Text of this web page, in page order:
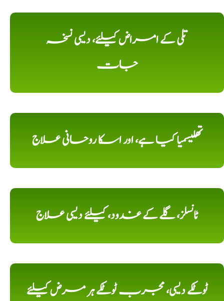
تلی کے امراض کیلئے، دیسی نسخہ
جات
تھلیسمیا کیا ہے، اور اسکا روحانی علاج
ٹانسلز، گلے کے غدود، کیلئے دیسی علاج
ٹوٹکے دیسی، مجرب ٹوٹکے ہر مرض کیلئے